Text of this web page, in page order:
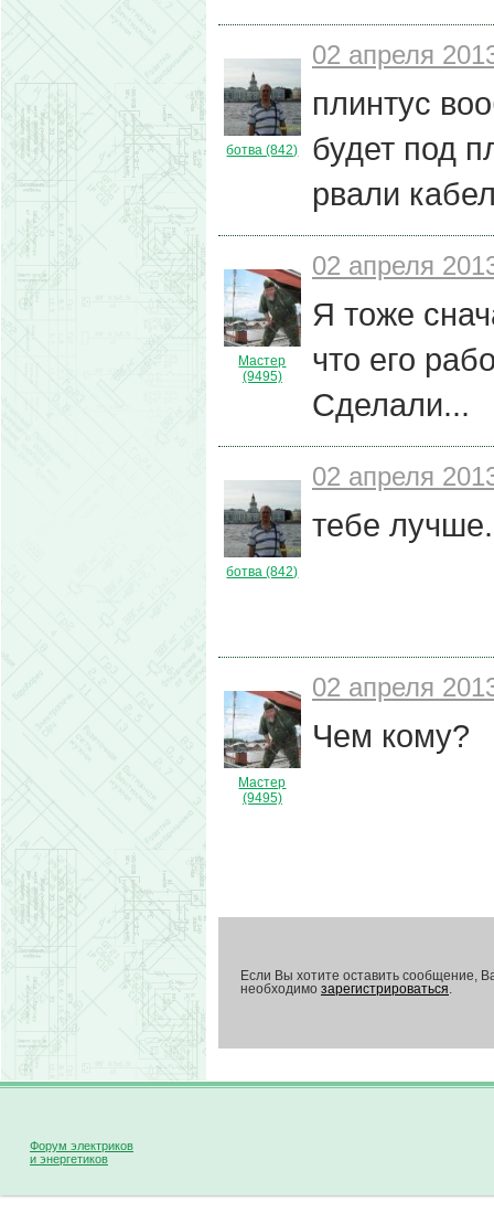
ботва (842)
02 апреля
плинтус
будет под
рвали
Мастер
(9495)
02 апреля
Я тоже
что его
Сделали...
ботва (842)
02 апреля
тебе лучше.
Мастер
(9495)
02 апреля
Чем кому?
Если Вы хотите оставить сообщение,
необходимо зарегистрироваться.
Форум электриков
и энергетиков